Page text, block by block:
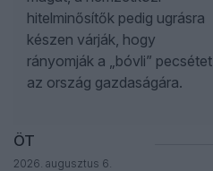
hitelminősítők pedig ugrásra
készen várják, hogy
rányomják a „bóvli” pecsétet
az ország gazdaságára.
ÖT
2026. augusztus 6.